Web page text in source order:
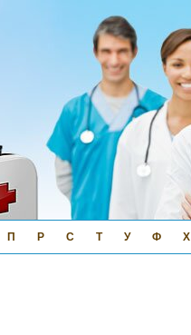
П Р С Т У Ф Х